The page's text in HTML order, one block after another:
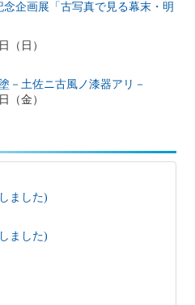
企画展「古写真で見る幕末・明
（日）
土佐ニ古風ノ漆器アリ－
（金）
ました)
ました)